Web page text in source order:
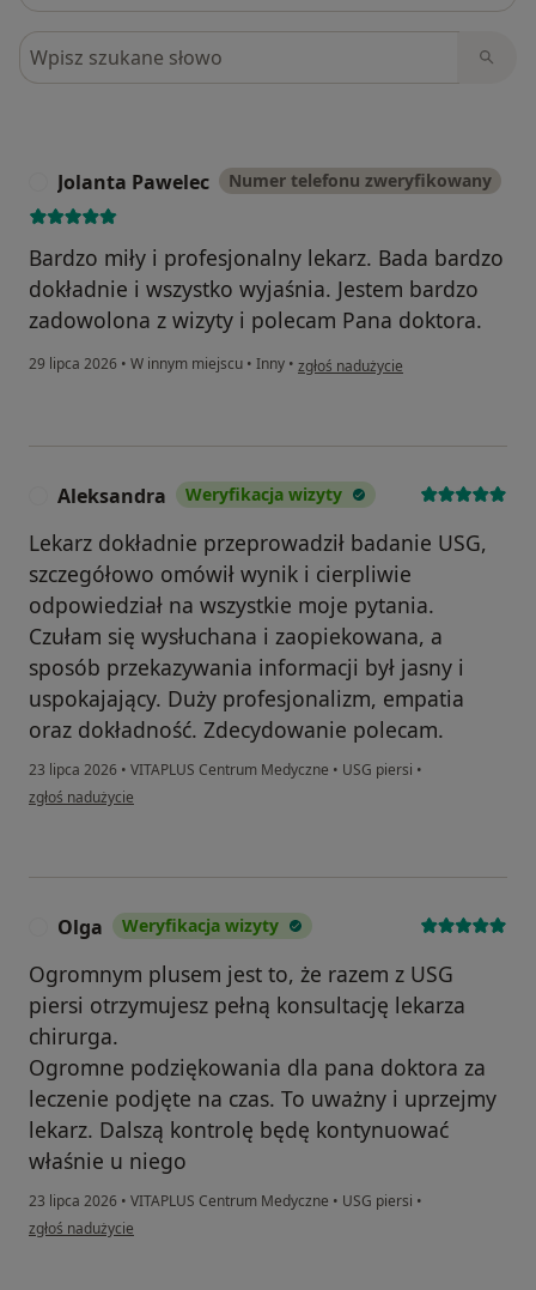
Szukaj w opiniach
Jolanta Pawelec Numer telefonu zweryfikowany
Bardzo miły i profesjonalny lekarz. Bada bardzo
dokładnie i wszystko wyjaśnia. Jestem bardzo
zadowolona z wizyty i polecam Pana doktora.
29 lipca 2026 • W innym miejscu • Inny • w opinii użytkownika Jolanta
zgłoś nadużycie
Aleksandra Weryfikacja wizyty
Lekarz dokładnie przeprowadził badanie USG,
szczegółowo omówił wynik i cierpliwie
odpowiedział na wszystkie moje pytania.
Czułam się wysłuchana i zaopiekowana, a
sposób przekazywania informacji był jasny i
uspokajający. Duży profesjonalizm, empatia
oraz dokładność. Zdecydowanie polecam.
23 lipca 2026 • VITAPLUS Centrum Medyczne • USG piersi •
w opinii użytkownika Aleksandra
zgłoś nadużycie
Olga Weryfikacja wizyty
Ogromnym plusem jest to, że razem z USG
piersi otrzymujesz pełną konsultację lekarza
chirurga.
Ogromne podziękowania dla pana doktora za
leczenie podjęte na czas. To uważny i uprzejmy
lekarz. Dalszą kontrolę będę kontynuować
właśnie u niego
23 lipca 2026 • VITAPLUS Centrum Medyczne • USG piersi •
w opinii użytkownika Olga
zgłoś nadużycie